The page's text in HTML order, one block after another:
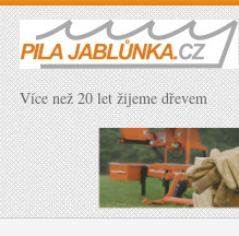
Více než 20 let žijeme dřevem